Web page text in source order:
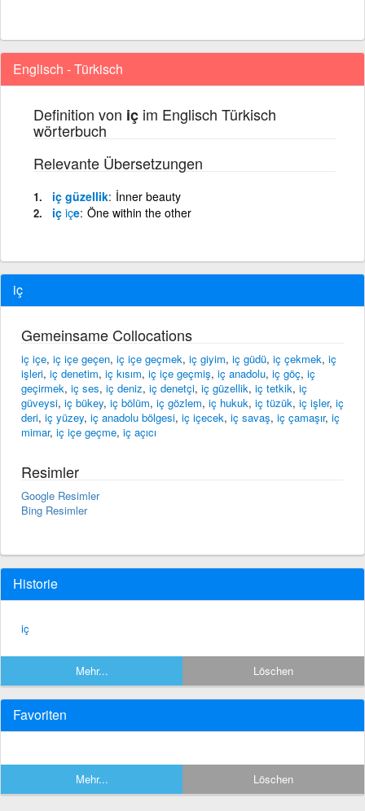
Englisch - Türkisch
Definition von iç im Englisch Türkisch
wörterbuch
Relevante Übersetzungen
iç güzellik İnner beauty
iç içe Öne within the other
iç
Gemeinsame Collocations
iç içe, iç içe geçen, iç içe geçmek, iç giyim, iç güdü, iç çekmek, iç
işleri, iç denetim, iç kısım, iç içe geçmiş, iç anadolu, iç göç, iç
geçirmek, iç ses, iç deniz, iç denetçi, iç güzellik, iç tetkik, iç
güveysi, iç bükey, iç bölüm, iç gözlem, iç hukuk, iç tüzük, iç işler, iç
deri, iç yüzey, iç anadolu bölgesi, iç içecek, iç savaş, iç çamaşır, iç
mimar, iç içe geçme, iç açıcı
Resimler
Google Resimler
Bing Resimler
Historie
iç
Mehr... Löschen
Favoriten
Mehr... Löschen